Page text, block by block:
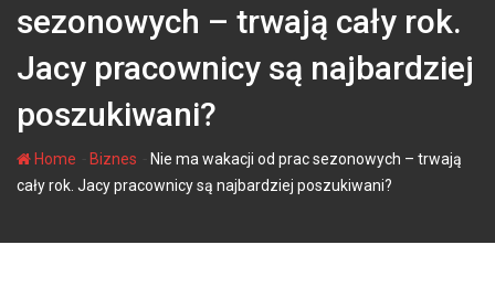
sezonowych – trwają cały rok.
Jacy pracownicy są najbardziej
poszukiwani?
Home Biznes
Nie ma wakacji od prac sezonowych – trwają
cały rok. Jacy pracownicy są najbardziej poszukiwani?